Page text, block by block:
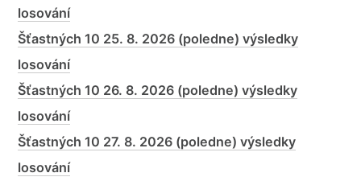
losování
Šťastných 10 25. 8. 2026 (poledne) výsledky
losování
Šťastných 10 26. 8. 2026 (poledne) výsledky
losování
Šťastných 10 27. 8. 2026 (poledne) výsledky
losování